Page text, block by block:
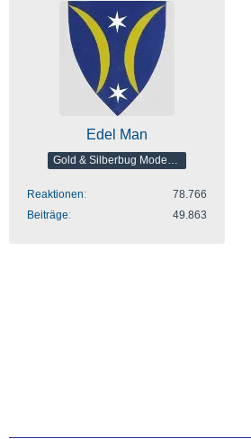
Edel Man
Reaktionen
78.766
Beiträge
49.863